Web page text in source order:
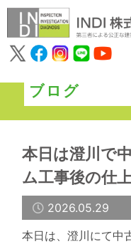
ブログ
本日は澄川で
ム工事後の仕
2026.05.29
本日は、澄川にて中